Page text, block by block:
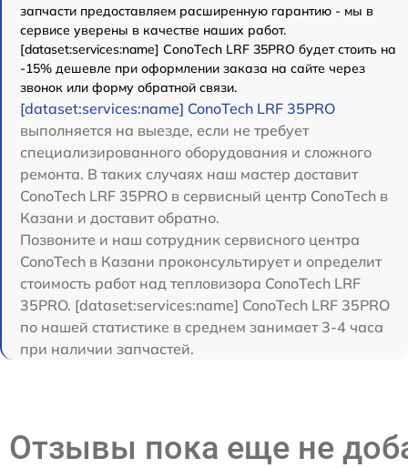
запчасти предоставляем расширенную гарантию - мы в
сервисе уверены в качестве наших работ.
[dataset:services:name] ConoTech LRF 35PRO будет стоить на
-15% дешевле при оформлении заказа на сайте через
звонок или форму обратной связи.
[dataset:services:name] ConoTech LRF 35PRO
выполняется на выезде, если не требует
специализированного оборудования и сложного
ремонта. В таких случаях наш мастер доставит
ConoTech LRF 35PRO в сервисный центр ConoTech в
Казани и доставит обратно.
Позвоните и наш сотрудник сервисного центра
ConoTech в Казани проконсультирует и определит
стоимость работ над тепловизора ConoTech LRF
35PRO. [dataset:services:name] ConoTech LRF 35PRO
по нашей статистике в среднем занимает 3-4 часа
при наличии запчастей.
Отзывы пока еще не